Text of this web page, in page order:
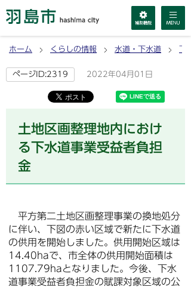
ホーム くらしの情報 水道・下水道 下
ページID:2319 2022年04月01日
土地区画整理地内におけ
る下水道事業受益者負担
金
平方第二土地区画整理事業の換地処分
に伴い、下図の赤い区域で新たに下水道
の供用を開始しました。供用開始区域は
14.40haで、市全体の供用開始面積は
1107.79haとなりました。今後、下水
道事業受益者負担金の賦課対象区域の公